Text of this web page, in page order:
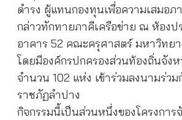
ดำรง ผู้แทนกองทุนเพื่อความเสมอภ
กล่าวทักทายภาคีเครือข่าย ณ ห้องป
อาคาร 52 คณะครุศาสตร์ มหาวิทย
โดยมีองค์กรปกครองส่วนท้องถิ่นจัง
จำนวน 102 แห่ง เข้าร่วมลงนามร่ว
ราชภัฏลำปาง
กิจกรรมนี้เป็นส่วนหนึ่งของโครงการ